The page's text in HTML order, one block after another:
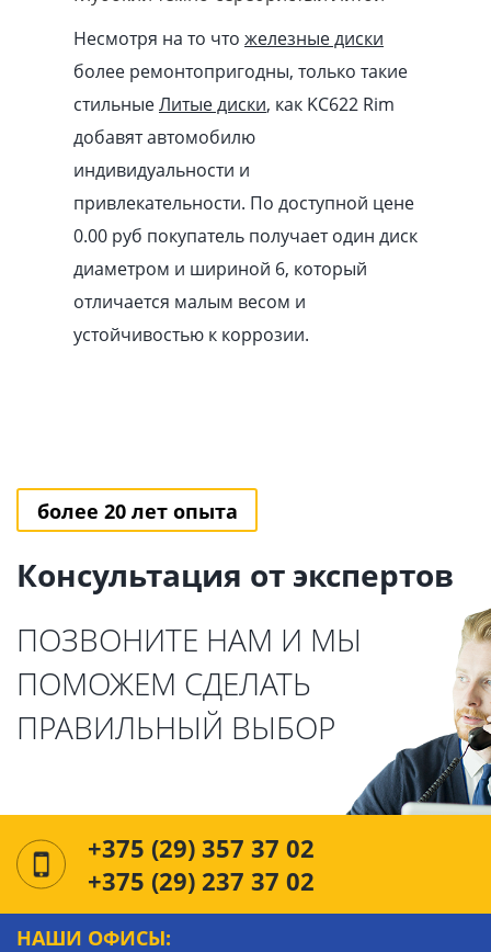
Несмотря на то что железные диски
более ремонтопригодны, только такие
стильныеЛитые диски, как KC622 Rim
добавят автомобилю
индивидуальности и
привлекательности. По доступной цене
0.00 pуб покупатель получает один диск
диаметром и шириной 6, который
отличается малым весом и
устойчивостью к коррозии.
более 20 лет опыта
Консультация от экспертов
ПОЗВОНИТЕ НАМ И МЫ
ПОМОЖЕМ СДЕЛАТЬ
ПРАВИЛЬНЫЙ ВЫБОР
+375 (29) 357 37 02
+375 (29) 237 37 02
НАШИ ОФИСЫ: